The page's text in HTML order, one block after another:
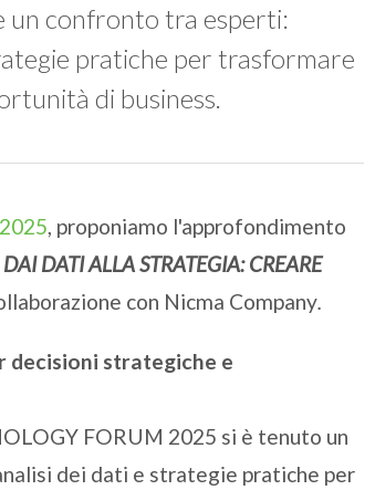
un confronto tra esperti:
pratiche per trasformare
di business.
, proponiamo l'approfondimento
DAI DATI ALLA STRATEGIA: CREARE
con Nicma Company.
decisioni strategiche e
FORUM 2025 si è tenuto un
dei dati e strategie pratiche per